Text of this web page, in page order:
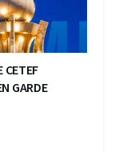
CETEF
GARDE